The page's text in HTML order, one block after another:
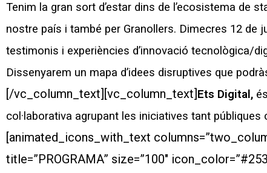
Tenim la gran sort d’estar dins de l’ecosistema de
nostre país i també per Granollers. Dimecres 12 de
testimonis i experiències d’innovació tecnològica/
Dissenyarem un mapa d’idees disruptives que
[/vc_column_text][vc_column_text]Ets Digital,
col·laborativa agrupant les iniciatives tant
[animated_icons_with_text
title=”PROGRAMA” size=”100″